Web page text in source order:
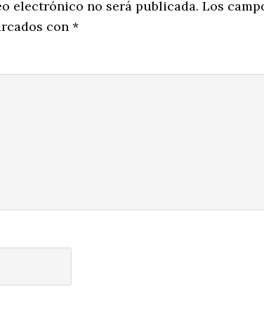
electrónico no será publicada. Los
con *